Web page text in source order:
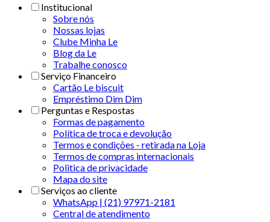
Institucional
Sobre nós
Nossas lojas
Clube Minha Le
Blog da Le
Trabalhe conosco
Serviço Financeiro
Cartão Le biscuit
Empréstimo Dim Dim
Perguntas e Respostas
Formas de pagamento
Política de troca e devolução
Termos e condições - retirada na Loja
Termos de compras internacionais
Politica de privacidade
Mapa do site
Serviços ao cliente
WhatsApp | (21) 97971-2181
Central de atendimento